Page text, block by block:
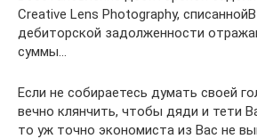
Creative Lens Photography,
дебиторской задолженности
суммы…
Если не собираетесь думать своей
вечно клянчить, чтобы дяди и тети
то уж точно экономиста из Вас не